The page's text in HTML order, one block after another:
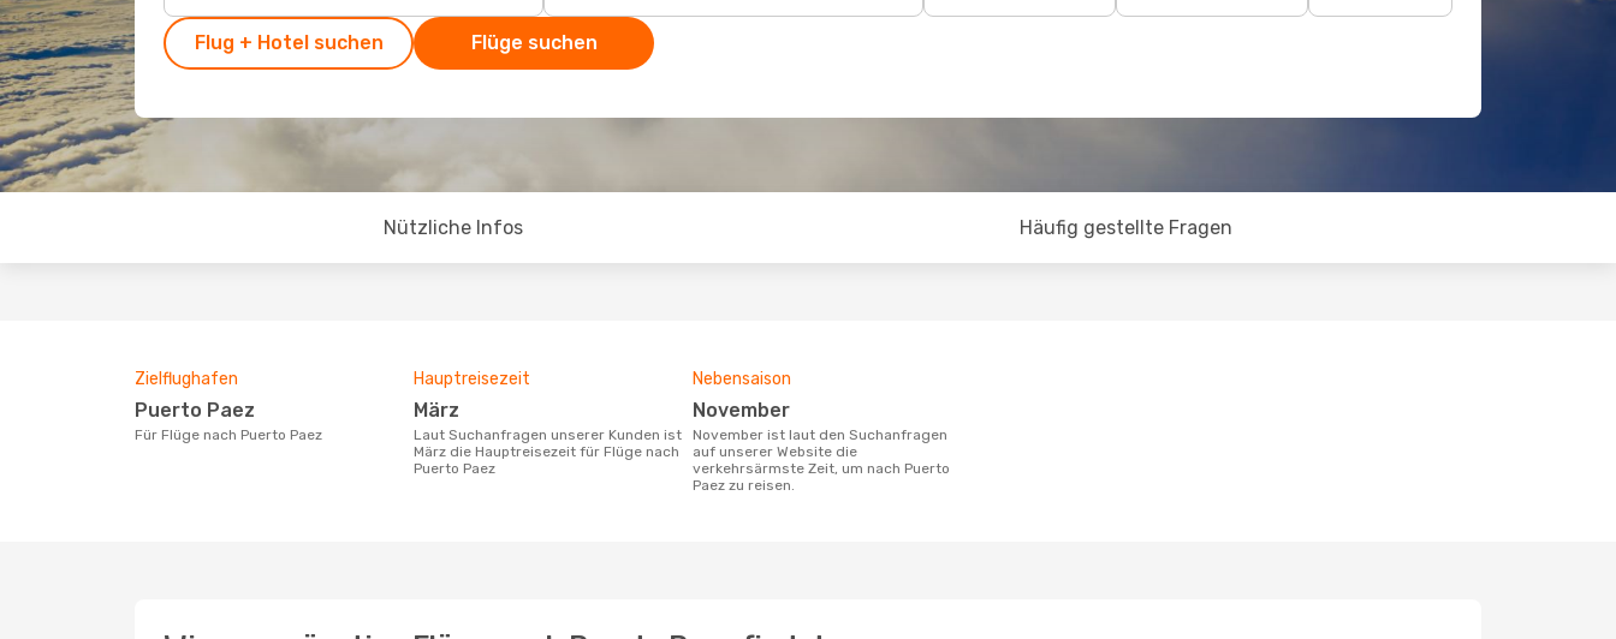
Flug + Hotel suchen Flüge suchen
Nützliche Infos Häufig gestellte Fragen
Zielflughafen
Puerto Paez
Für Flüge nach Puerto Paez
Hauptreisezeit
März
Laut Suchanfragen unserer Kunden ist
März die Hauptreisezeit für Flüge nach
Puerto Paez
Nebensaison
November
November ist laut den Suchanfragen
auf unserer Website die
verkehrsärmste Zeit, um nach Puerto
Paez zu reisen.